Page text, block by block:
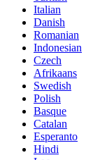
Italian
Danish
Romanian
Indonesian
Czech
Afrikaans
Swedish
Polish
Basque
Catalan
Esperanto
Hindi